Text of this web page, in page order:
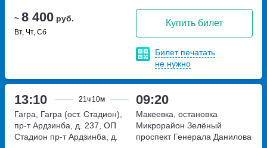
~ 8 400 руб.
Вт, Чт, Сб
Купить билет
Билет печатать
не нужно
13:10 21ч 10м 09:20
Гагра, Гагра (ост. Стадион),
пр-т Ардзинба, д. 237, ОП
Стадион пр-т Ардзинба, д.
Макеевка, остановка
Микрорайон Зелёный
проспект Генерала Данилова